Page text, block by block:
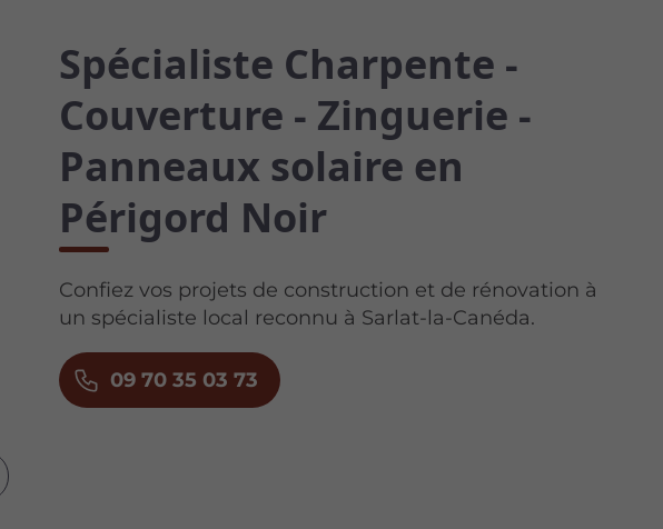
Spécialiste Charpente -
Couverture - Zinguerie -
Panneaux solaire en
Périgord Noir
Confiez vos projets de construction et de rénovation à
un spécialiste local reconnu à Sarlat-la-Canéda.
09 70 35 03 73